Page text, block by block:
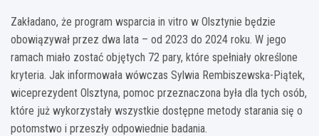
Zakładano, że program wsparcia in vitro w Olsztynie będzie
obowiązywał przez dwa lata – od 2023 do 2024 roku. W jego
ramach miało zostać objętych 72 pary, które spełniały określone
kryteria. Jak informowała wówczas Sylwia Rembiszewska-Piątek,
wiceprezydent Olsztyna, pomoc przeznaczona była dla tych osób,
które już wykorzystały wszystkie dostępne metody starania się o
potomstwo i przeszły odpowiednie badania.